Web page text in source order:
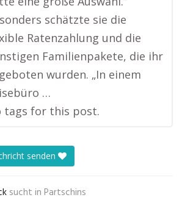
schätzte sie die
Ratenzahlung und die
Familienpakete, die ihr
wurden. „In einem
…
tags for this post.
senden
sucht in Partschins